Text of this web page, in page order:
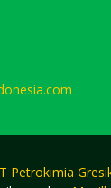
Petrokimia